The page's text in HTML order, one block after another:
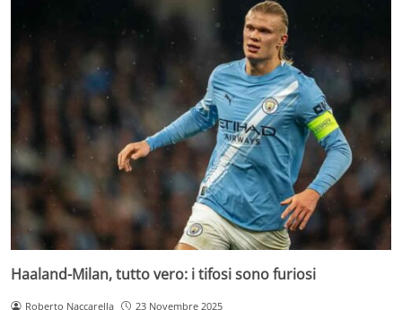
Haaland-Milan, tutto vero: i tifosi sono furiosi
Roberto Naccarella 23 Novembre 2025